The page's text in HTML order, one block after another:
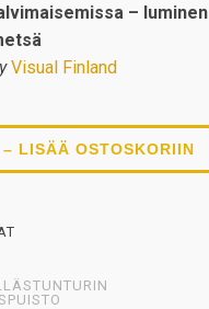
– luminen
Visual Finland
LISÄÄ OSTOSKORIIN